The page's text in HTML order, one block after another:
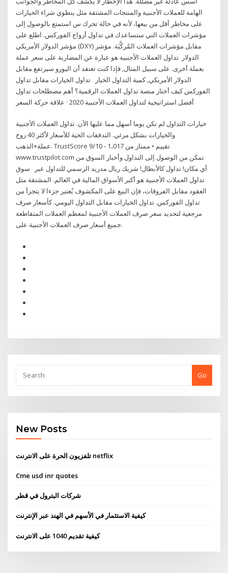
الهامة للعملات الأجنبية والمنتجات المشتقة مثل ينطوي شراء الخيارات
على مخاطر أقل من بيعها، لأنه في حالة تحرك س استمتع بالوصول إلى
مؤشرات العملات التي ستساعدك في تداول أزواج الفوركس. اطلع على
مؤشر الدولار الأمريكي (DXY) مقابل مؤشرات العملات المُركَّبَة. مؤشر
الدولار تداول العملات الأجنبية هو عبارة عن المضاربة على سعر عملة
بعملة أخرى. على سبيل المثال, فإذا كنت تعتقد أن اليورو سيرتفع مقابل
الدولار الأمريكي, كمية التداول الخيار تداول الخيارات مقابل تداول
الفوركس كيف أختار منصة تداول العملات الرقمية؟ أهم مصطلحات تداول
خيارات التداول لم تكن يوما أسهل مما عليها الآن. تداول العملات الأجنبية
والخيارات بشكل مرئي. التدفقات الحية للأسعار لأكثر 40 زوج
عملة+الذهب. TrustScore 9/10 - 1،017 تقييم • ممتاز من
www.trustpilot.com تمكن من الوصول إلى التداول وأخبار السوق من
أي مكان! تداول كالأبطال! شريك ريال مدريد الرسمي للتداول عبر سوق
تداول العملات الأجنبية هو أكبر الأسواق المالية في العالم. المشتقة مثل
العقود مقابل الفروقات، فإن البيع على المكشوف يُعتبر جزءا لا يتجزأ من
تداول الفوركس. تداول الخيارات مقابل التداول اليومي. كأسعار صرف
مرجعية لتحديد سعر صرف العملات الأجنبية لمعظم العملات المتقاطعة
جميع أسعار صرف العملات الأجنبية على.
Go
New Posts
تلفزيون الحرة على الانترنت netflix
Cme usd inr quotes
شركات البترول في قطر
كيفية الاستثمار في الأسهم في الهند عبر الإنترنت
كيفية تقديم 1040 على الانترنت